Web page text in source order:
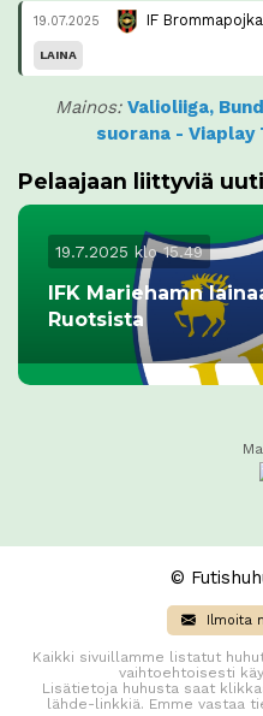
19.07.2025 IF
LAINA
Mainos: Valioliiga,
suorana -
Pelaajaan liittyviä
19.7.2025 klo 15.49
IFK Mariehamn
Ruotsista
©
Ilmoita
Kaikki sivuillamme listatut
vaihtoehtoisesti
Lisätietoja huhusta saat
lähde-linkkiä. Emme vastaa